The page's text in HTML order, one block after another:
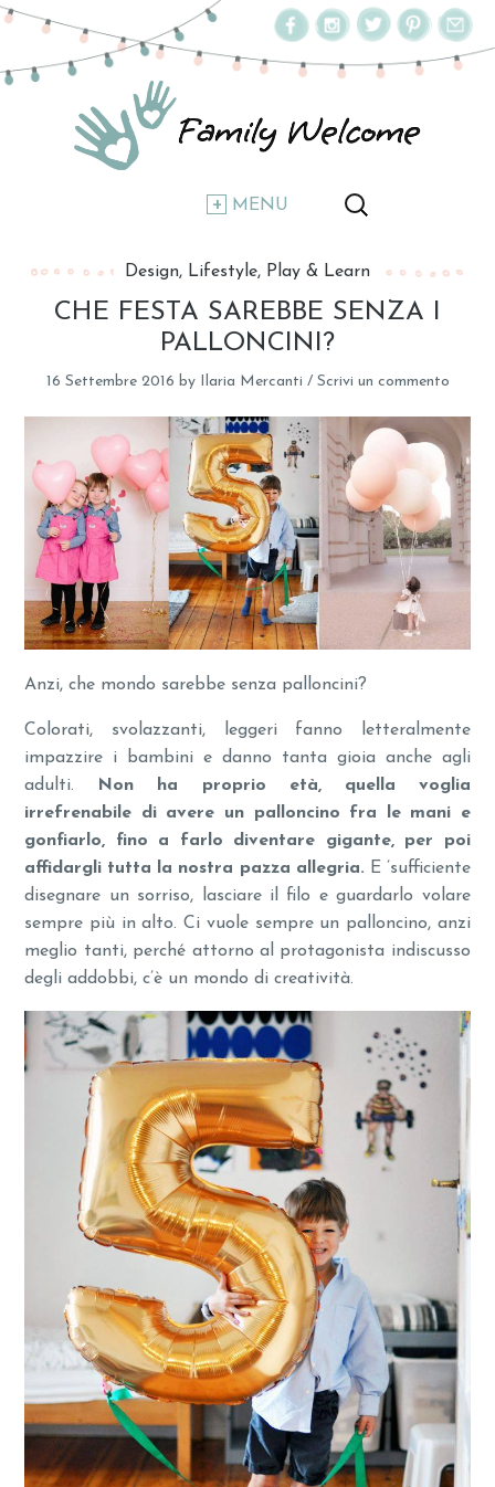
MENU
Design Lifestyle Play & Learn
CHE FESTA SAREBBE SENZA I
PALLONCINI?
16 Settembre 2016 by Ilaria Mercanti / Scrivi un commento
Anzi, che mondo sarebbe senza palloncini?
Colorati, svolazzanti, leggeri fanno letteralmente
impazzire i bambini e danno tanta gioia anche agli
adulti. Non ha proprio età, quella voglia
irrefrenabile di avere un palloncino fra le mani e
gonfiarlo, fino a farlo diventare gigante, per poi
affidargli tutta la nostra pazza allegria. E ’sufficiente
disegnare un sorriso, lasciare il filo e guardarlo volare
sempre più in alto. Ci vuole sempre un palloncino, anzi
meglio tanti, perché attorno al protagonista indiscusso
degli addobbi, c’è un mondo di creatività.